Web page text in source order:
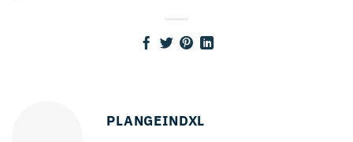
PLANGEINDXL